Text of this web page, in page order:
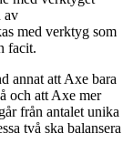
av
med verktyg som
facit.
annat att Axe bara
och att Axe mer
från antalet unika
två ska balansera